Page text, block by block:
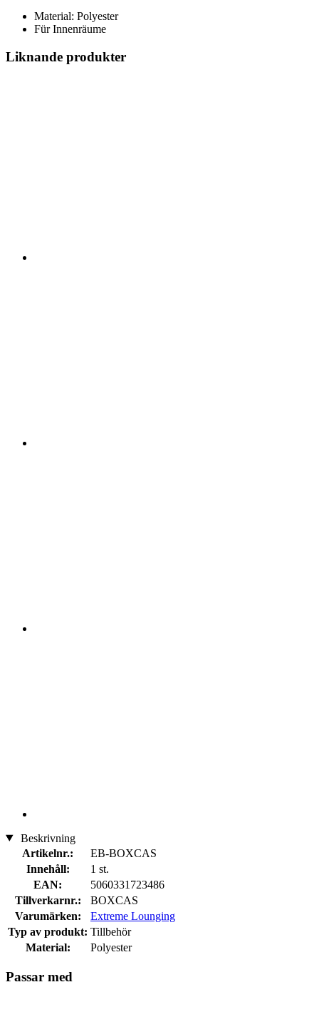
Material: Polyester
Für Innenräume
Liknande produkter
Beskrivning
Artikelnr.:
EB-BOXCAS
Innehåll:
1 st.
EAN:
5060331723486
Tillverkarnr.:
BOXCAS
Varumärken:
Extreme Lounging
Typ av produkt: Tillbehör
Material:
Polyester
Passar med